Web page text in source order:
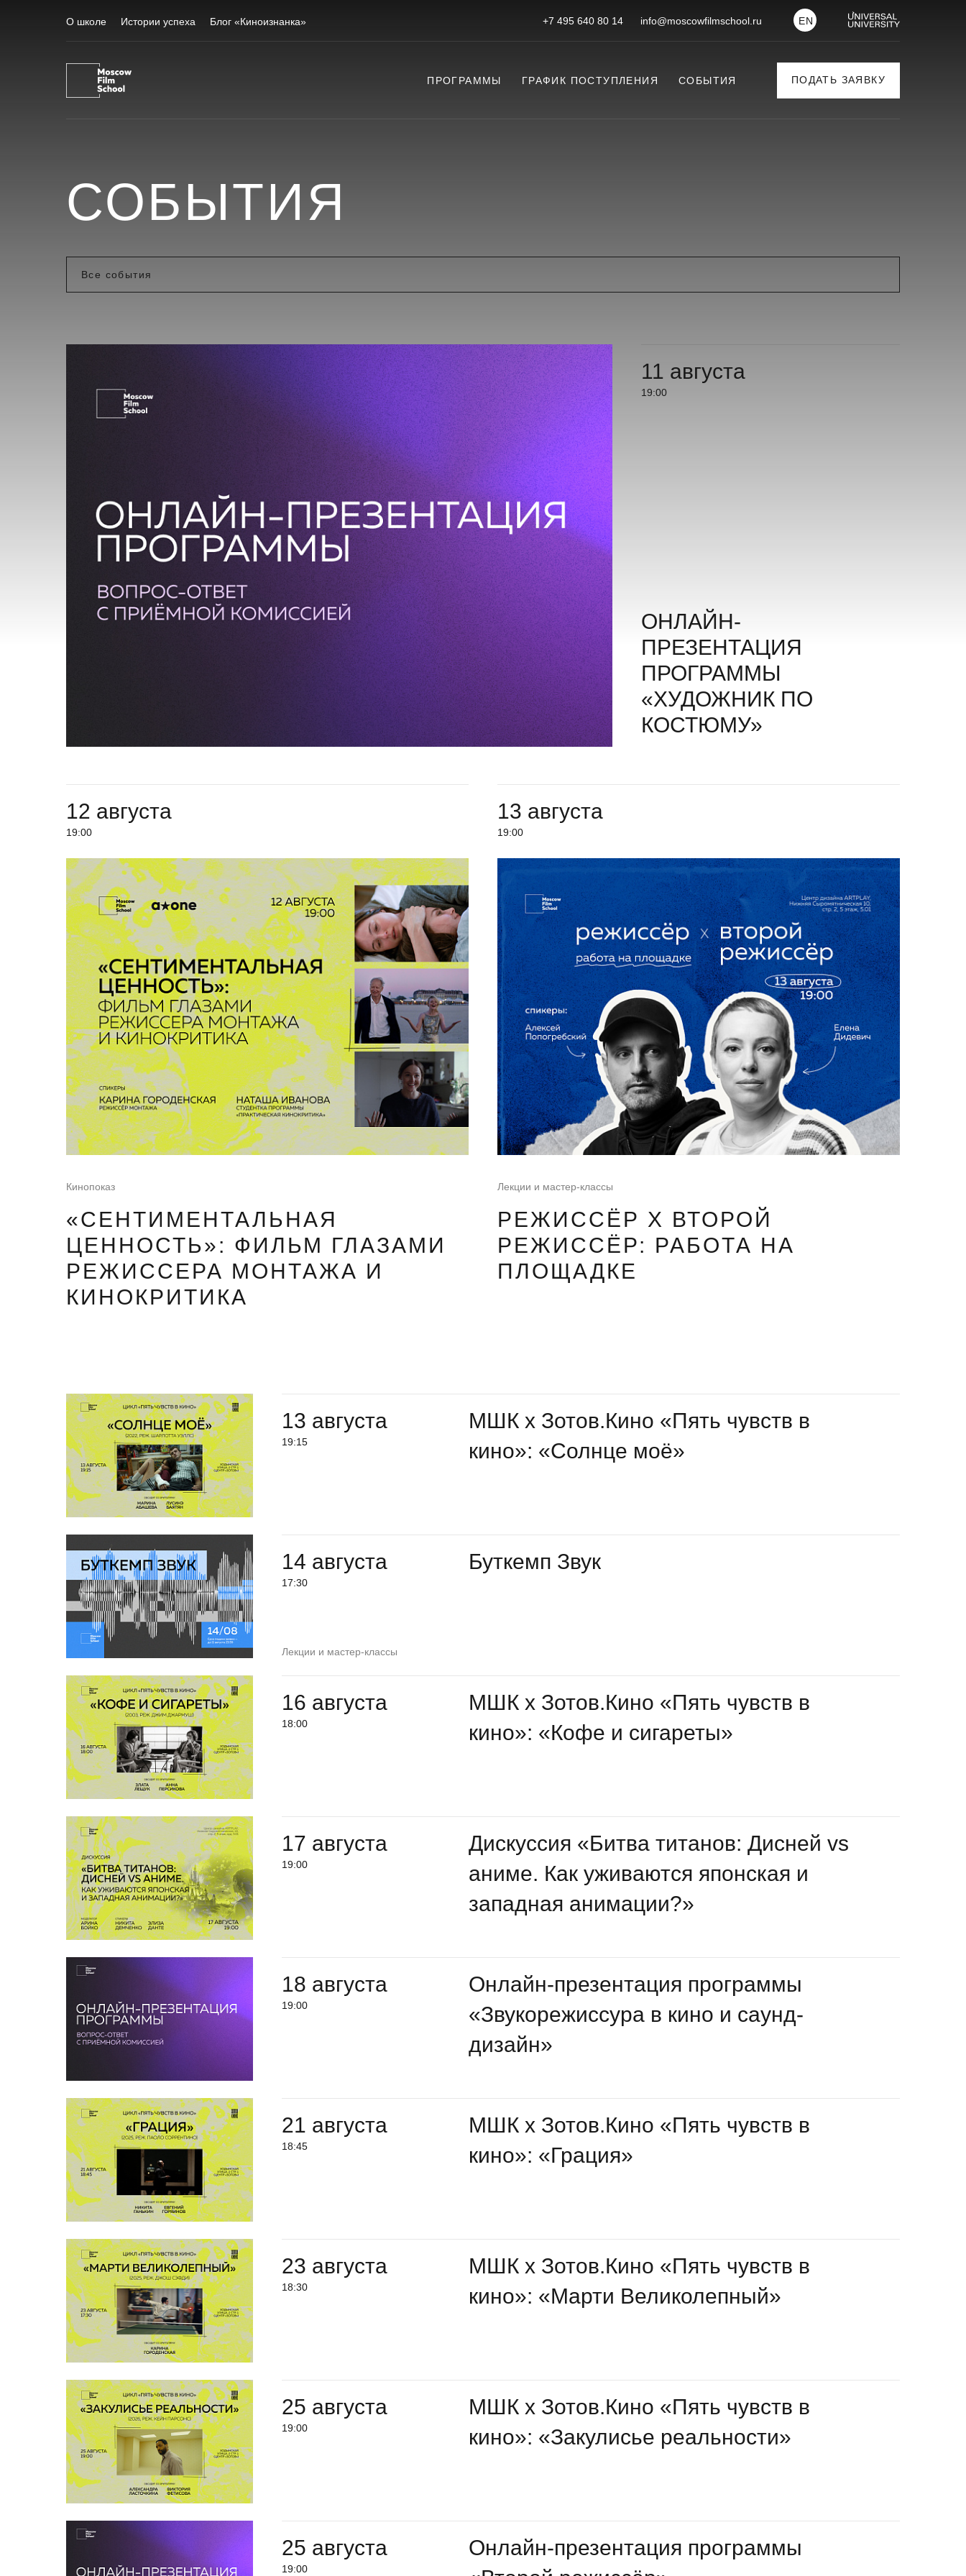
О школе Истории успеха Блог «Киноизнанка» +7 495 640 80 14 info@moscowfilmschool.ru EN
ПРОГРАММЫ ГРАФИК ПОСТУПЛЕНИЯ СОБЫТИЯ ПОДАТЬ ЗАЯВКУ
СОБЫТИЯ
11 августа
19:00
ОНЛАЙН-
ПРЕЗЕНТАЦИЯ
ПРОГРАММЫ
«ХУДОЖНИК ПО
КОСТЮМУ»
12 августа
19:00
Кинопоказ
«СЕНТИМЕНТАЛЬНАЯ
ЦЕННОСТЬ»: ФИЛЬМ ГЛАЗАМИ
РЕЖИССЕРА МОНТАЖА И
КИНОКРИТИКА
13 августа
19:00
Лекции и мастер-классы
РЕЖИССЁР Х ВТОРОЙ
РЕЖИССЁР: РАБОТА НА
ПЛОЩАДКЕ
13 августа
19:15
МШК х Зотов.Кино «Пять чувств в
кино»: «Солнце моё»
14 августа
17:30
Лекции и мастер-классы
Буткемп Звук
16 августа
18:00
МШК х Зотов.Кино «Пять чувств в
кино»: «Кофе и сигареты»
17 августа
19:00
Дискуссия «Битва титанов: Дисней vs
аниме. Как уживаются японская и
западная анимации?»
18 августа
19:00
Онлайн-презентация программы
«Звукорежиссура в кино и саунд-
дизайн»
21 августа
18:45
МШК х Зотов.Кино «Пять чувств в
кино»: «Грация»
23 августа
18:30
МШК х Зотов.Кино «Пять чувств в
кино»: «Марти Великолепный»
25 августа
19:00
МШК х Зотов.Кино «Пять чувств в
кино»: «Закулисье реальности»
25 августа
19:00
Онлайн-презентация программы